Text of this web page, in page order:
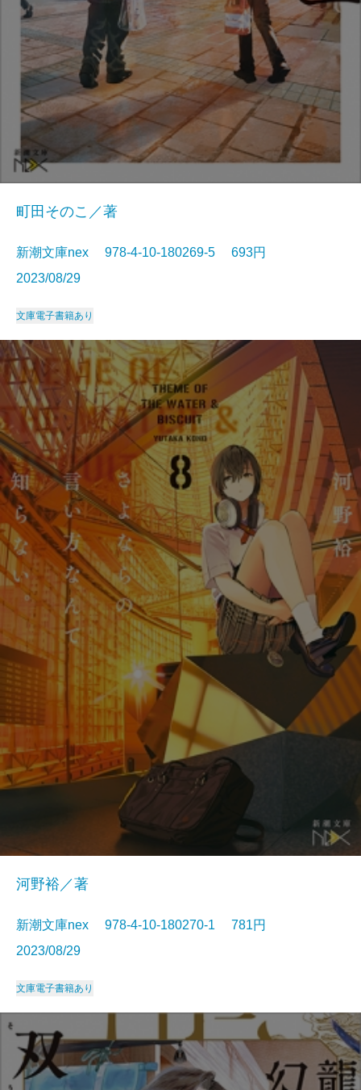
町田そのこ／著
新潮文庫nex 978-4-10-180269-5 693円
2023/08/29
文庫電子書籍あり
河野裕／著
新潮文庫nex 978-4-10-180270-1 781円
2023/08/29
文庫電子書籍あり